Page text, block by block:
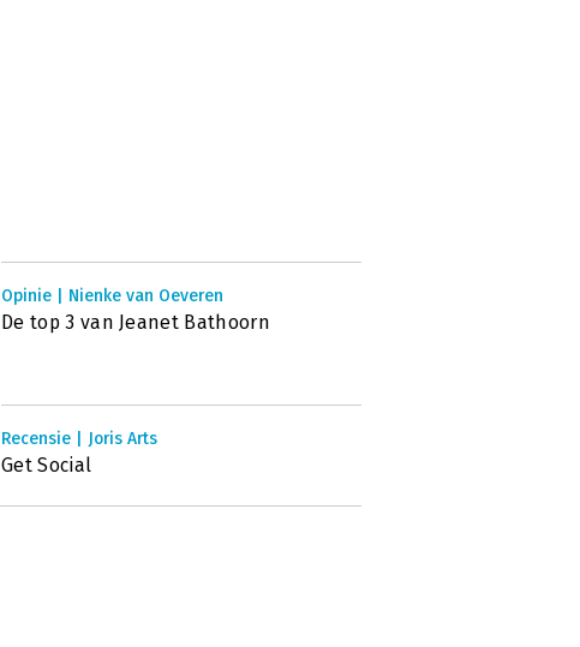
Opinie | Nienke van Oeveren
De top 3 van Jeanet Bathoorn
Recensie | Joris Arts
Get Social